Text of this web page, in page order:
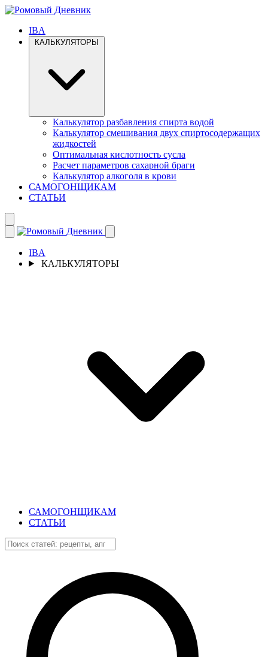
IBA
Калькулятор разбавления спирта водой
Калькулятор смешивания двух спиртосодержащих
жидкостей
Оптимальная кислотность сусла
Расчет параметров сахарной браги
Калькулятор алкоголя в крови
САМОГОНЩИКАМ
СТАТЬИ
IBA
КАЛЬКУЛЯТОРЫ
САМОГОНЩИКАМ
СТАТЬИ